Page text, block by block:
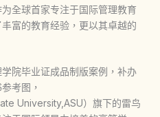
全球首家专注于国际管理教育
富的教育经验，更以其卓越的
院毕业证成品制版案例，补办
考图，
University,ASU）旗下的雷鸟